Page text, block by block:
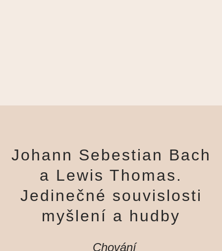
Johann Sebestian Bach
a Lewis Thomas.
Jedinečné souvislosti
myšlení a hudby
Chování